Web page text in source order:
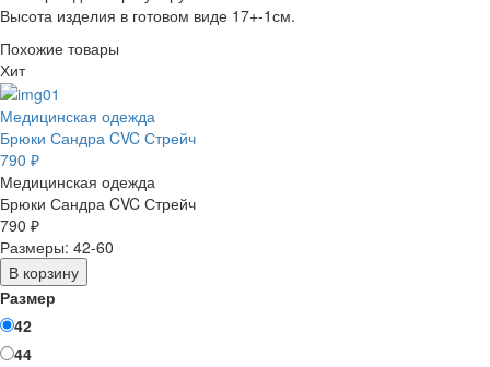
Высота изделия в готовом виде 17+-1см.
Похожие товары
Хит
Медицинская одежда
Брюки Сандра CVC Стрейч
790 ₽
Медицинская одежда
Брюки Сандра CVC Стрейч
790 ₽
Размеры: 42-60
В корзину
Размер
42
44